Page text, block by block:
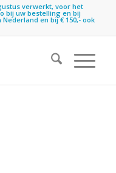
verwerkt, voor het
bij uw bestelling en bij
en bij € 150,- ook